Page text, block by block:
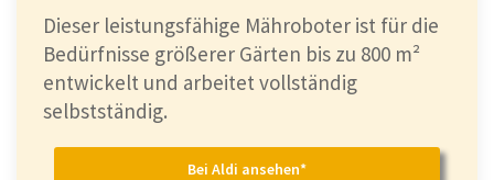
Dieser leistungsfähige Mähroboter ist für die
Bedürfnisse größerer Gärten bis zu 800 m²
entwickelt und arbeitet vollständig
selbstständig.
Bei Aldi ansehen*